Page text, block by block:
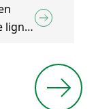
ligne